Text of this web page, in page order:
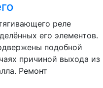
реле
его элементов.
подобной
причиной выхода из
Ремонт